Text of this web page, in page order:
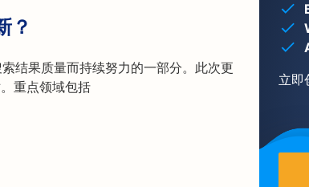
？
结果质量而持续努力的一部分。此次更
重点领域包括
立即